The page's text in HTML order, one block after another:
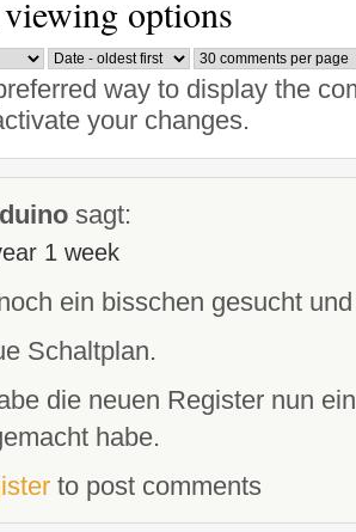
options
way to display the
your changes.
sagt:
1 week
ein bisschen gesucht
Schaltplan.
die neuen Register nun
habe.
to post comments